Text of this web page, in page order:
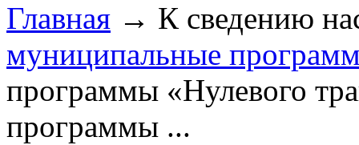
Главная → К сведению
муниципальные
программы «Нулевого
программы ...